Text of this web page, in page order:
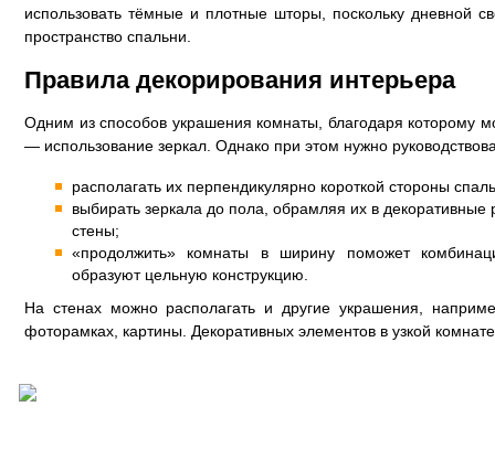
использовать тёмные и плотные шторы, поскольку дневной
пространство спальни.
Правила декорирования интерьера
Одним из способов украшения комнаты, благодаря которому
— использование зеркал. Однако при этом нужно
располагать их перпендикулярно короткой стороны
выбирать зеркала до пола, обрамляя их в
стены;
«продолжить» комнаты в ширину поможет
образуют цельную конструкцию.
На стенах можно располагать и другие украшения,
фоторамках, картины. Декоративных элементов в узкой